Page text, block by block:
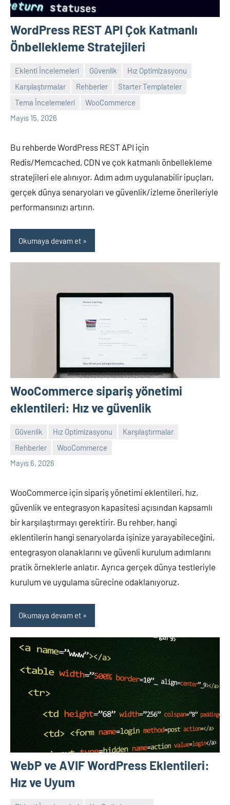
WordPress REST API Çok Katmanlı
Önbellekleme Stratejileri
Eklenti İncelemeleri Güvenlik
Hız Optimizasyonu
Karşılaştırmalar
Rehberler
Starter Templateler
Tema İncelemeleri
WooCommerce
Mayıs 15, 2026
admin
Yorum
yapılmamış
Bu rehberde WordPress REST API için
Redis/Memcached, CDN ve çok katmanlı önbellekleme
stratejileri ele alınıyor. Adım adım uygulanabilir ipuçları,
gerçek dünya senaryoları ve güvenlik/izleme önerileriyle
performansınızı artırın.
Okumaya devam et
WooCommerce sipariş yönetimi
eklentileri: Hız ve güvenlik
Güvenlik Hız Optimizasyonu
Karşılaştırmalar
Rehberler
WooCommerce
Mayıs 6, 2026
admin
Yorum
yapılmamış
WooCommerce için sipariş yönetimi eklentileri, hız,
güvenlik ve entegrasyon kapasitesi açısından kapsamlı
bir karşılaştırmayı gerektirir. Bu rehber, hangi
eklentilerin hangi senaryolarda işinize yarayabileceğini,
entegrasyon olanaklarını ve güvenli kurulum adımlarını
pratik örneklerle anlatır. Ayrıca gerçek dünya testleriyle
kurulum ve uygulama sürecine odaklanıyoruz.
Okumaya devam et
WebP ve AVIF WordPress Eklentileri:
Hız ve Uyum